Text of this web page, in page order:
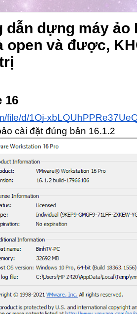
dẫn dựng máy ảo
open và được,
16
file/d/1Oj-
cài đặt đúng bản 16.1.2